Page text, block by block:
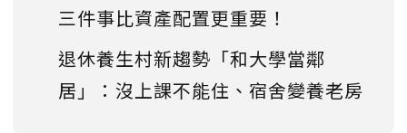
三件事比資產配置更重要！
退休養生村新趨勢「和大學當鄰
居」：沒上課不能住、宿舍變養老房